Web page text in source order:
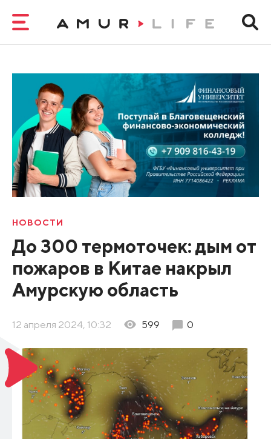
НОВОСТИ
До 300 термоточек: дым от
пожаров в Китае накрыл
Амурскую область
12 апреля 2024, 10:32 599 0